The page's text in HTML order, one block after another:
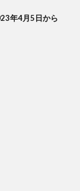
年4月5日から